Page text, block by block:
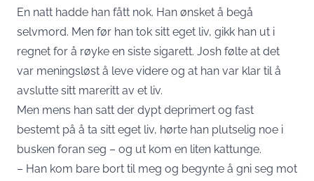
En natt hadde han fått nok. Han ønsket å begå
selvmord. Men før han tok sitt eget liv, gikk han ut i
regnet for å røyke en siste sigarett. Josh følte at det
var meningsløst å leve videre og at han var klar til å
avslutte sitt mareritt av et liv.
Men mens han satt der dypt deprimert og fast
bestemt på å ta sitt eget liv, hørte han plutselig noe i
busken foran seg – og ut kom en liten kattunge.
– Han kom bare bort til meg og begynte å gni seg mot